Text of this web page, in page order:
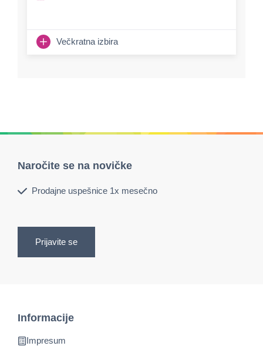
Večkratna izbira
Naročite se na novičke
Prodajne uspešnice 1x mesečno
Prijavite se
Informacije
Impresum